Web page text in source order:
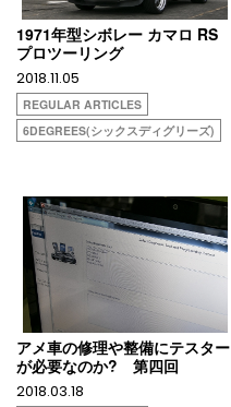
1971年型シボレー カマロ RS
プロツーリング
2018.11.05
REGULAR ARTICLES
6DEGREES(シックスディグリーズ)
アメ車の修理や整備にテスター
が必要なのか? 第四回
2018.03.18